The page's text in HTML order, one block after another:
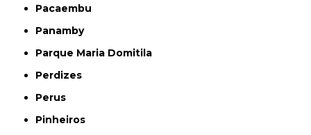
Pacaembu
Panamby
Parque Maria Domitila
Perdizes
Perus
Pinheiros